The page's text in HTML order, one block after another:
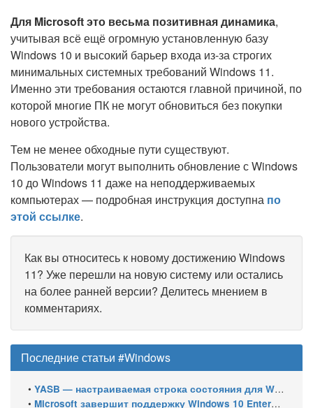
Для Microsoft это весьма позитивная динамика,
учитывая всё ещё огромную установленную базу
Windows 10 и высокий барьер входа из-за строгих
минимальных системных требований Windows 11.
Именно эти требования остаются главной причиной, по
которой многие ПК не могут обновиться без покупки
нового устройства.
Тем не менее обходные пути существуют.
Пользователи могут выполнить обновление с Windows
10 до Windows 11 даже на неподдерживаемых
компьютерах — подробная инструкция доступна по
этой ссылке.
Как вы относитесь к новому достижению Windows
11? Уже перешли на новую систему или остались
на более ранней версии? Делитесь мнением в
комментариях.
Последние статьи #Windows
• YASB — настраиваемая строка состояния для Windows с виджетами и поддержкой нескольких мониторов
• Microsoft завершит поддержку Windows 10 Enterprise LTSC 2021 в январе 2027 года. ESU продлят обновления до января 2030 года